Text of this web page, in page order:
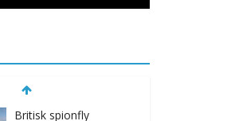
Britisk spionfly